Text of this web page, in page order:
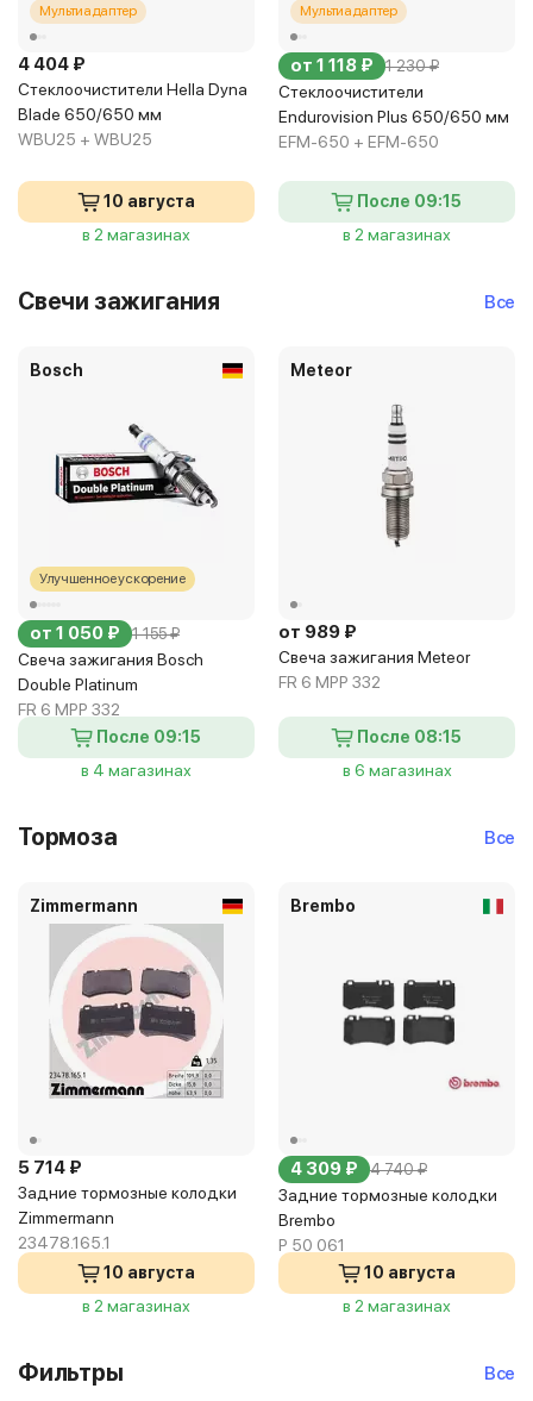
Мультиадаптер
4 404 ₽
Стеклоочистители Hella Dyna
Blade 650/650 мм
WBU25 + WBU25
10 августа
в 2 магазинах
Мультиадаптер
от 1 118 ₽ 1 230 ₽
Стеклоочистители
Endurovision Plus 650/650 мм
EFM-650 + EFM-650
После 09:15
в 2 магазинах
Свечи зажигания Все
Bosch
Улучшенное ускорение
от 1 050 ₽ 1 155 ₽
Свеча зажигания Bosch
Double Platinum
FR 6 MPP 332
После 09:15
в 4 магазинах
Meteor
от 989 ₽
Свеча зажигания Meteor
FR 6 MPP 332
После 08:15
в 6 магазинах
Тормоза Все
Zimmermann
5 714 ₽
Задние тормозные колодки
Zimmermann
23478.165.1
10 августа
в 2 магазинах
Brembo
4 309 ₽ 4 740 ₽
Задние тормозные колодки
Brembo
P 50 061
10 августа
в 2 магазинах
Фильтры Все